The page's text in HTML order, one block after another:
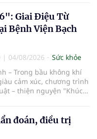
và thời gian thiếu
các bác sĩ đã tái lập
thành công sau ca vi
dài 3 giờ.
Giai Điệu Từ
Bệnh Viện Bạch
| 04/08/2026
Sức khỏe
– Trong bầu không khí
cảm xúc, chương trình
– thiện nguyện "Khúc
chân đầu tiên tại Bệnh
Mai cơ sở Ninh Bình.
đoán, điều trị